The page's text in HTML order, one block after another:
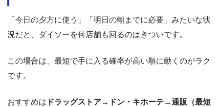
「今日の夕方に使う」「明日の朝までに必要」みたいな状
況だと、ダイソーを何店舗も回るのはきついです。
この場合は、最短で手に入る確率が高い順に動くのがラク
です。
おすすめは ドラッグストア→ドン・キホーテ→通販（最短